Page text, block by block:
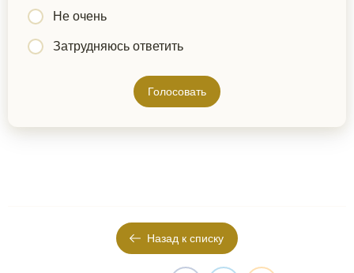
Не очень
Затрудняюсь ответить
Голосовать
Назад к списку